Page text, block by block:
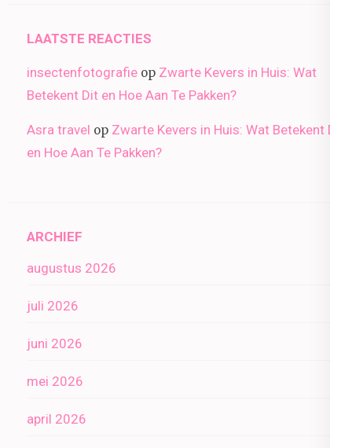
LAATSTE REACTIES
insectenfotografie op Zwarte Kevers in Huis: Wat
Betekent Dit en Hoe Aan Te Pakken?
Asra travel op Zwarte Kevers in Huis: Wat Betekent Dit
en Hoe Aan Te Pakken?
ARCHIEF
augustus 2026
juli 2026
juni 2026
mei 2026
april 2026